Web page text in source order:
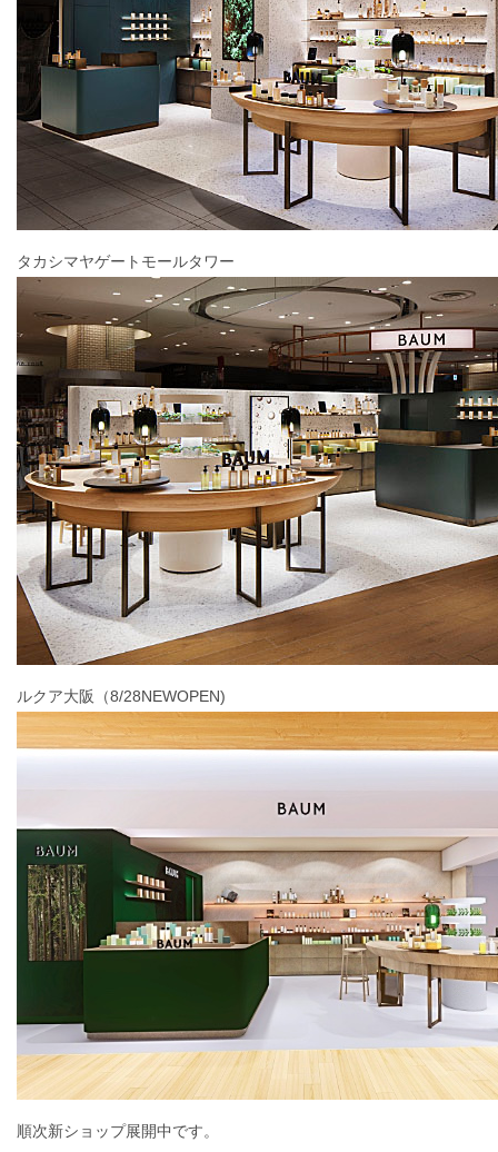
タカシマヤゲートモールタワー
ルクア大阪（8/28NEWOPEN)
順次新ショップ展開中です。